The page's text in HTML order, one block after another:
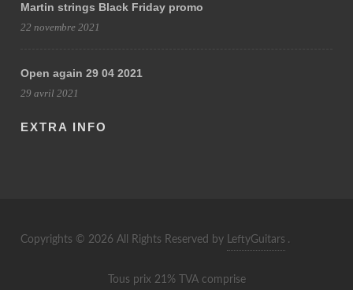
Martin strings Black Friday promo
22 novembre 2021
Open again 29 04 2021
29 avril 2021
EXTRA INFO
Copyrights © 2026 All Rights Reserved by LeftyGuitars .
Tous prix 21% TVA comprise